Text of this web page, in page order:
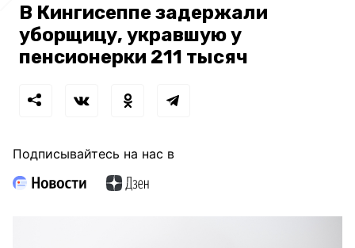
В Кингисеппе задержали
уборщицу, укравшую у
пенсионерки 211 тысяч
Подписывайтесь на нас в